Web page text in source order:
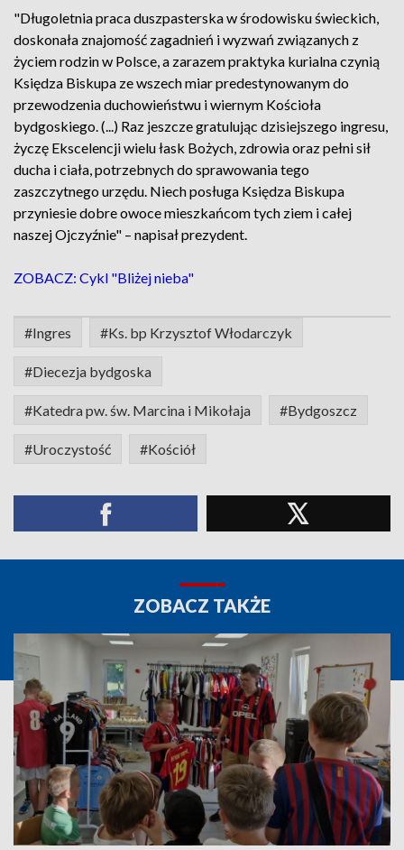
"Długoletnia praca duszpasterska w środowisku świeckich,
doskonała znajomość zagadnień i wyzwań związanych z
życiem rodzin w Polsce, a zarazem praktyka kurialna czynią
Księdza Biskupa ze wszech miar predestynowanym do
przewodzenia duchowieństwu i wiernym Kościoła
bydgoskiego. (...) Raz jeszcze gratulując dzisiejszego ingresu,
życzę Ekscelencji wielu łask Bożych, zdrowia oraz pełni sił
ducha i ciała, potrzebnych do sprawowania tego
zaszczytnego urzędu. Niech posługa Księdza Biskupa
przyniesie dobre owoce mieszkańcom tych ziem i całej
naszej Ojczyźnie" – napisał prezydent.
ZOBACZ: Cykl "Bliżej nieba"
#Ingres #Ks. bp Krzysztof Włodarczyk
#Diecezja bydgoska
#Katedra pw. św. Marcina i Mikołaja #Bydgoszcz
#Uroczystość #Kościół
ZOBACZ TAKŻE